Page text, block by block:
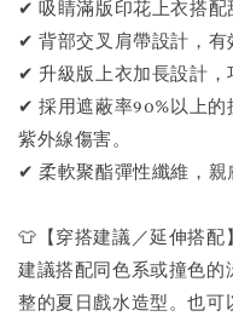
✔ 吸睛滿版印花上衣搭配
✔ 背部交叉肩帶設計，有
✔ 升級版上衣加長設計，
✔ 採用遮蔽率90%以上的
紫外線傷害。
✔ 柔軟聚酯彈性纖維，親
👕【穿搭建議／延伸搭配】
建議搭配同色系或撞色
整的夏日戲水造型。也